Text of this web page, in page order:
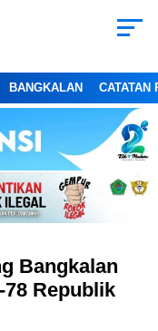
BANGKALAN CATATAN
Bangkalan
Republik